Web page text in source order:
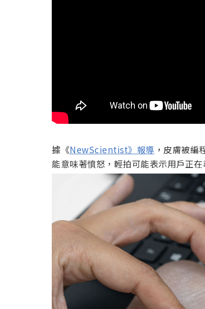
據《NewScientist》報導 ，皮膚被
能意味著憤怒，輕拍可能表示用戶正